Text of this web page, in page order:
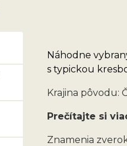
Náhodne
s typickou
Krajina pôvodu:
Prečítajte si
Znamenia